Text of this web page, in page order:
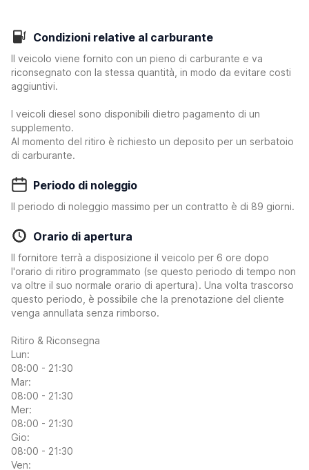
Condizioni relative al carburante
Il veicolo viene fornito con un pieno di carburante e va
riconsegnato con la stessa quantità, in modo da evitare costi
aggiuntivi.
I veicoli diesel sono disponibili dietro pagamento di un
supplemento.
Al momento del ritiro è richiesto un deposito per un serbatoio
di carburante.
Periodo di noleggio
Il periodo di noleggio massimo per un contratto è di 89 giorni.
Orario di apertura
Il fornitore terrà a disposizione il veicolo per 6 ore dopo
l'orario di ritiro programmato (se questo periodo di tempo non
va oltre il suo normale orario di apertura). Una volta trascorso
questo periodo, è possibile che la prenotazione del cliente
venga annullata senza rimborso.
Ritiro & Riconsegna
Lun:
08:00 - 21:30
Mar:
08:00 - 21:30
Mer:
08:00 - 21:30
Gio:
08:00 - 21:30
Ven: